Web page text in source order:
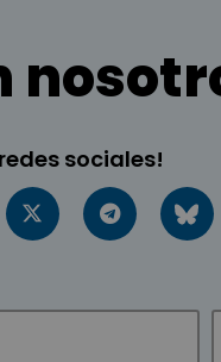
sociales!